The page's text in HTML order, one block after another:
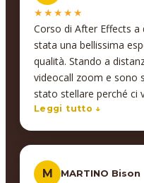
★★★★★
Corso di After Effects
stata una bellissima
qualità. Stando a
videocall zoom e sono
stato stellare perché ci
pomeriggio, io post
E' stato un
e lui è sempre stato al
supporto via e-mail è
Leggi tutto ↓
M MARTINO Bison